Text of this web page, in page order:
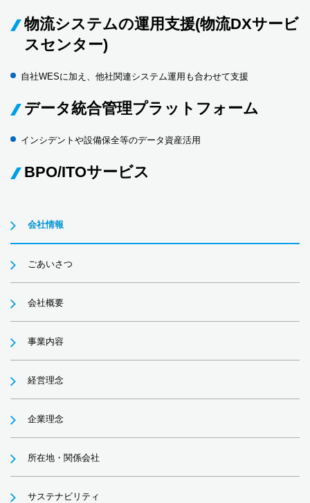
物流システムの運用支援(物流DXサービ
スセンター)
自社WESに加え、他社関連システム運用も合わせて支援
データ統合管理プラットフォーム
インシデントや設備保全等のデータ資産活用
BPO/ITOサービス
会社情報
ごあいさつ
会社概要
事業内容
経営理念
企業理念
所在地・関係会社
サステナビリティ